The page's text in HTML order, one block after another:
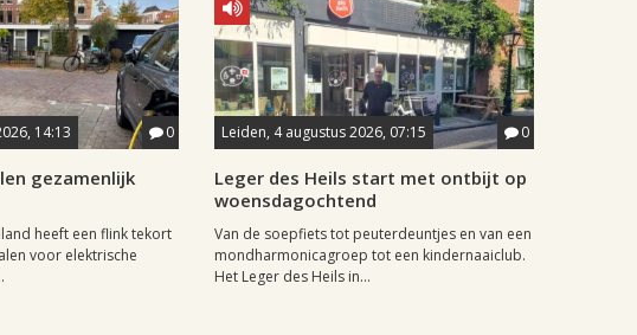
14:13 0
gezamenlijk
heeft een flink tekort
voor elektrische
Leiden, 4 augustus 2026, 07:15 0
Leger des Heils start met ontbijt op
woensdagochtend
Van de soepfiets tot peuterdeuntjes en van een
mondharmonicagroep tot een kindernaaiclub.
Het Leger des Heils in...